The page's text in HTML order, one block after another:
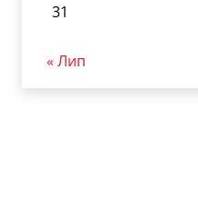
31
« Лип